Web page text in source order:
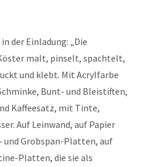
der Einladung: „Die
malt, pinselt, spachtelt,
und klebt. Mit Acrylfarbe
Bunt- und Bleistiften,
Kaffeesatz, mit Tinte,
Auf Leinwand, auf Papier
und Grobspan-Platten, auf
Platten, die sie als